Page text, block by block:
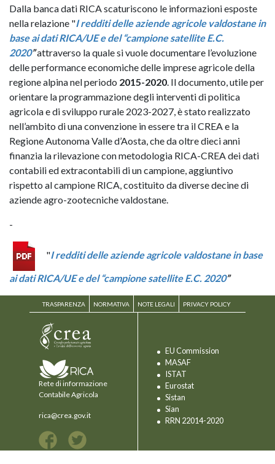
Dalla banca dati RICA scaturiscono le informazioni esposte
nella relazione "I redditi delle aziende agricole valdostane in
base ai dati RICA/UE e del “campione satellite E.C.
2020”attraverso la quale si vuole documentare l’evoluzione
delle performance economiche delle imprese agricole della
regione alpina nel periodo 2015-2020. Il documento, utile per
orientare la programmazione degli interventi di politica
agricola e di sviluppo rurale 2023-2027, è stato realizzato
nell’ambito di una convenzione in essere tra il CREA e la
Regione Autonoma Valle d’Aosta, che da oltre dieci anni
finanzia la rilevazione con metodologia RICA-CREA dei dati
contabili ed extracontabili di un campione, aggiuntivo
rispetto al campione RICA, costituito da diverse decine di
aziende agro-zootecniche valdostane.
-
"I redditi delle aziende agricole valdostane in base
ai dati RICA/UE e del “campione satellite E.C. 2020”
TRASPARENZA NORMATIVA NOTE LEGALI PRIVACY POLICY
Rete di informazione
Contabile Agricola
rica@crea.gov.it
EU Commission
MASAF
ISTAT
Eurostat
Sistan
Sian
RRN 22014-2020